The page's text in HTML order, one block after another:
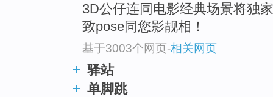
3D公仔连同电影经典场景将独
致pose同您影靓相！
基于3003个网页-相关网页
驿站
单脚跳